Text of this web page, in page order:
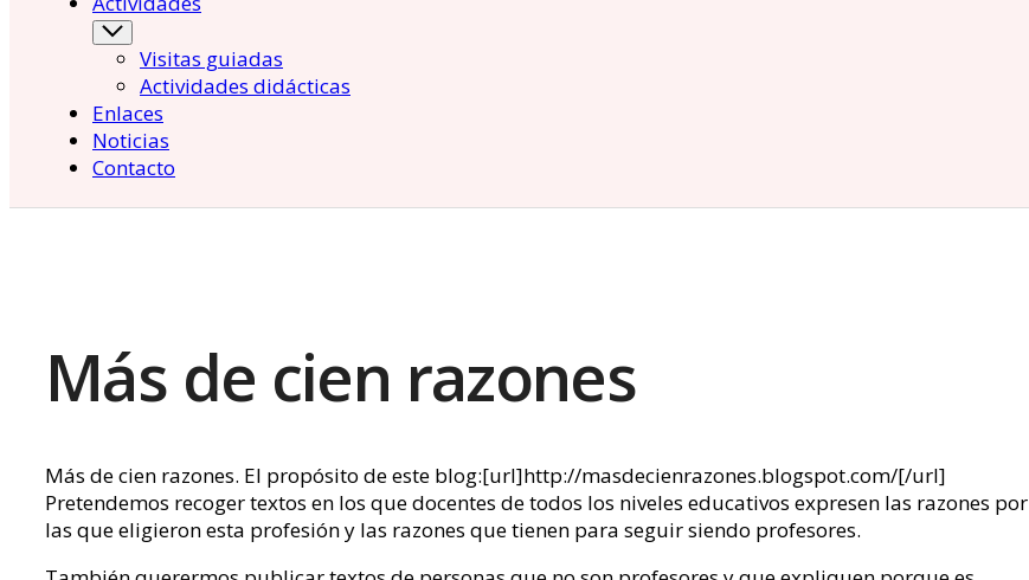
Visitas guiadas
Actividades didácticas
Enlaces
Noticias
Contacto
Más de cien razones
Más de cien razones. El propósito de este blog:[url]http://masdecienrazones.blogspot.com/[/url]
Pretendemos recoger textos en los que docentes de todos los niveles educativos expresen las razones por
las que eligieron esta profesión y las razones que tienen para seguir siendo profesores.